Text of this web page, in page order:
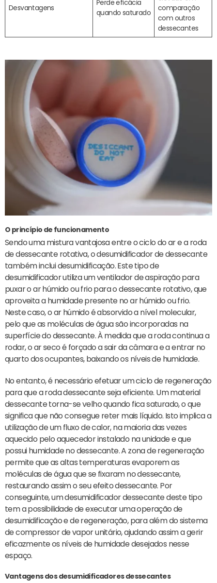
Desvantagens
Perde eficácia
quando saturado
comparação
com outros
dessecantes
O princípio de funcionamento
Sendo uma mistura vantajosa entre o ciclo do ar e a roda
de dessecante rotativa, o desumidificador de dessecante
também inclui desumidificação. Este tipo de
desumidificador utiliza um ventilador de aspiração para
puxar o ar húmido ou frio para o dessecante rotativo, que
aproveita a humidade presente no ar húmido ou frio.
Neste caso, o ar húmido é absorvido a nível molecular,
pelo que as moléculas de água são incorporadas na
superfície do dessecante. À medida que a roda continua a
rodar, o ar seco é forçado a sair da câmara e a entrar no
quarto dos ocupantes, baixando os níveis de humidade.
No entanto, é necessário efetuar um ciclo de regeneração
para que a roda dessecante seja eficiente. Um material
dessecante torna-se velho quando fica saturado, o que
significa que não consegue reter mais líquido. Isto implica a
utilização de um fluxo de calor, na maioria das vezes
aquecido pelo aquecedor instalado na unidade e que
possui humidade no dessecante. A zona de regeneração
permite que as altas temperaturas evaporem as
moléculas de água que se fixaram no dessecante,
restaurando assim o seu efeito dessecante. Por
conseguinte, um desumidificador dessecante deste tipo
tem a possibilidade de executar uma operação de
desumidificação e de regeneração, para além do sistema
de compressor de vapor unitário, ajudando assim a gerir
eficazmente os níveis de humidade desejados nesse
espaço.
Vantagens dos desumidificadores dessecantes